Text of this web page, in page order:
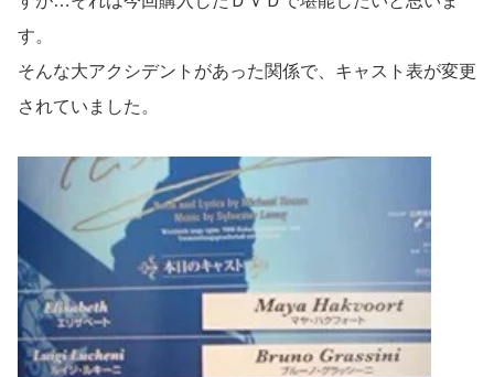
す。
そんな大アクシデントがあった関係で、キャスト表が変更
されていました。